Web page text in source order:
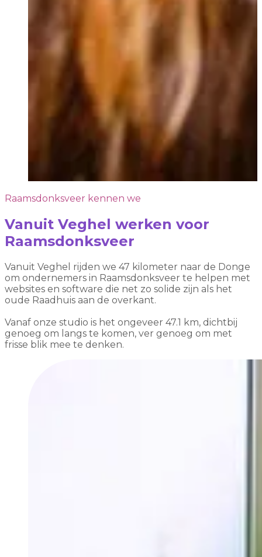
Raamsdonksveer kennen we
Vanuit Veghel werken voor
Raamsdonksveer
Vanuit Veghel rijden we 47 kilometer naar de Donge
om ondernemers in Raamsdonksveer te helpen met
websites en software die net zo solide zijn als het
oude Raadhuis aan de overkant.
Vanaf onze studio is het ongeveer 47.1 km, dichtbij
genoeg om langs te komen, ver genoeg om met
frisse blik mee te denken.